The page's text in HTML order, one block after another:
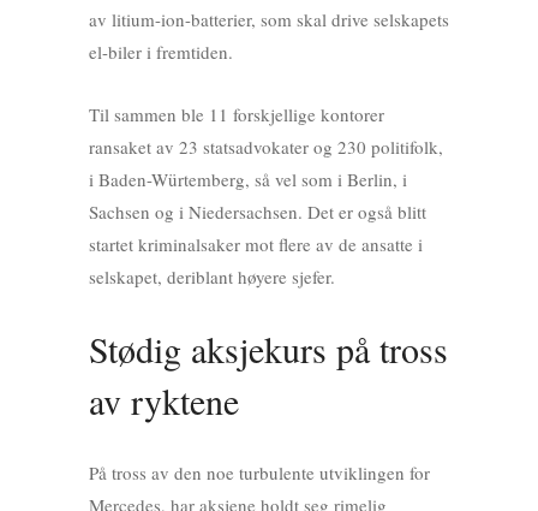
av litium-ion-batterier, som skal drive selskapets
el-biler i fremtiden.
Til sammen ble 11 forskjellige kontorer
ransaket av 23 statsadvokater og 230 politifolk,
i Baden-Würtemberg, så vel som i Berlin, i
Sachsen og i Niedersachsen. Det er også blitt
startet kriminalsaker mot flere av de ansatte i
selskapet, deriblant høyere sjefer.
Stødig aksjekurs på tross
av ryktene
På tross av den noe turbulente utviklingen for
Mercedes, har aksjene holdt seg rimelig